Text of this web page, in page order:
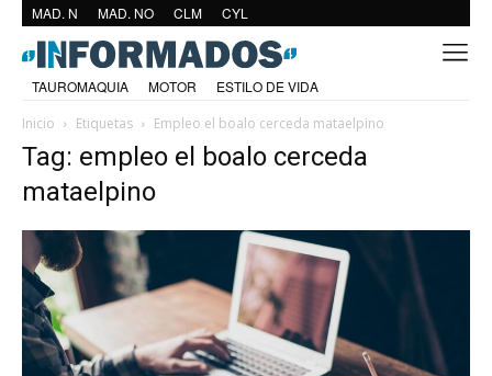
MAD. N MAD. NO CLM CYL
TAUROMAQUIA MOTOR
ESTILO DE VIDA
Inicio
Etiquetas Empleo el boalo cerceda mataelpino
Tag: empleo el boalo cerceda
mataelpino